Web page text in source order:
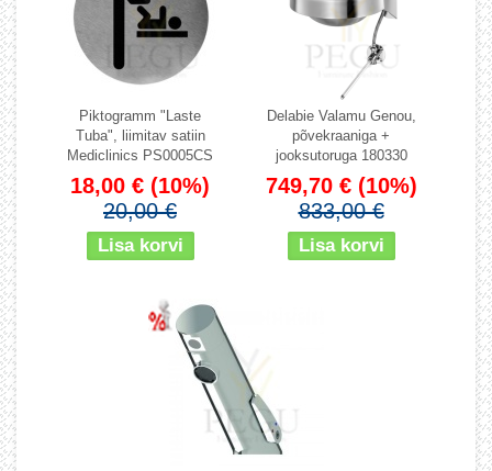
Piktogramm "Laste
Tuba", liimitav satiin
Mediclinics PS0005CS
18,00 € (10%)
20,00 €
Delabie Valamu Genou,
põvekraaniga +
jooksutoruga 180330
749,70 € (10%)
833,00 €